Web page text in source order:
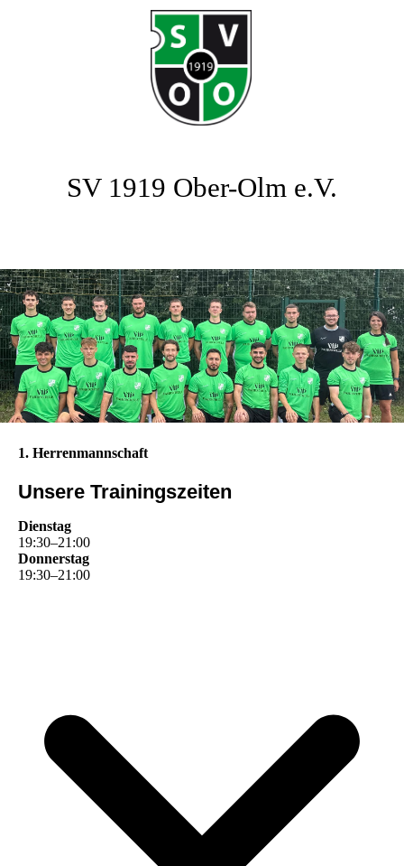
SV 1919 Ober-Olm e.V.
1. Herrenmannschaft
Unsere Trainingszeiten
Dienstag
19:30–21 :00
Donnerstag
19:30–21 :00